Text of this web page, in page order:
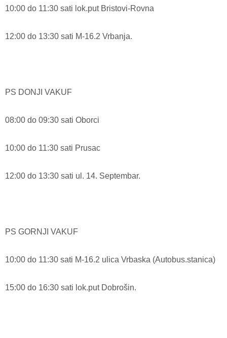
10:00 do 11:30 sati lok.put Bristovi-Rovna
12:00 do 13:30 sati M-16.2 Vrbanja.
PS DONJI VAKUF
08:00 do 09:30 sati Oborci
10:00 do 11:30 sati Prusac
12:00 do 13:30 sati ul. 14. Septembar.
PS GORNJI VAKUF
10:00 do 11:30 sati M-16.2 ulica Vrbaska (Autobus.stanica)
15:00 do 16:30 sati lok.put Dobrošin.